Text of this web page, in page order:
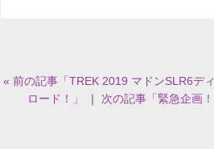
« 前の記事「TREK 2019 マドンSLR6デ
ロード！」
｜ 次の記事「緊急企画